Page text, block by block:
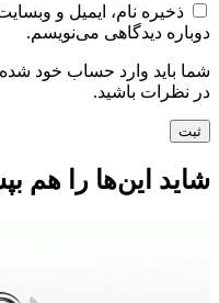
ذخیره نام، ایمیل و
دوباره دیدگاهی می‌نویسم.
شما باید وارد حساب خود شده
در نظرات باشید.
شاید این‌ها را هم